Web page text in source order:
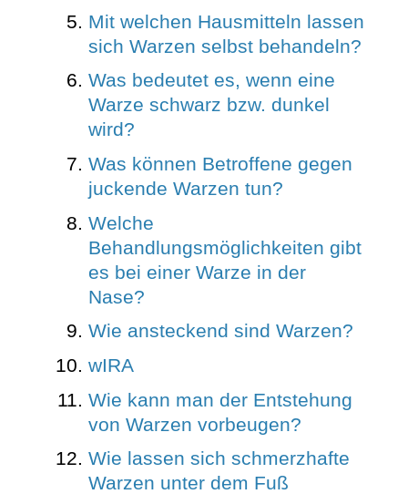
Mit welchen Hausmitteln lassen
sich Warzen selbst behandeln?
Was bedeutet es, wenn eine
Warze schwarz bzw. dunkel
wird?
Was können Betroffene gegen
juckende Warzen tun?
Welche
Behandlungsmöglichkeiten gibt
es bei einer Warze in der
Nase?
Wie ansteckend sind Warzen?
wIRA
Wie kann man der Entstehung
von Warzen vorbeugen?
Wie lassen sich schmerzhafte
Warzen unter dem Fuß